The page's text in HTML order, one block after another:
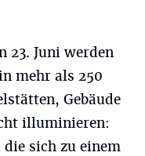
23. Juni werden
mehr als 250
Gebäude
illuminieren:
sich zu einem